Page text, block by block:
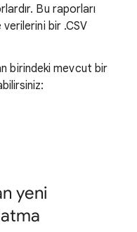
Bu raporları
bir .CSV
birindeki mevcut bir
yeni